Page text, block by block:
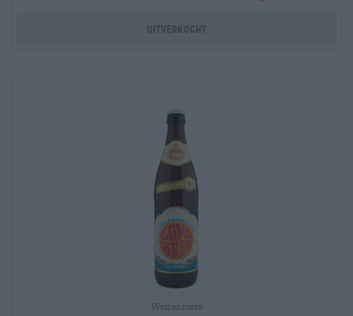
Uitverkocht
Weizenbiere